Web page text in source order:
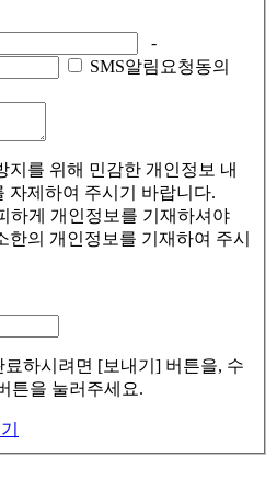
-
SMS알림요청동의
를 위해 민감한 개인정보 내
자제하여 주시기 바랍니다.
하게 개인정보를 기재하셔야
한의 개인정보를 기재하여 주시
하시려면 [보내기] 버튼을, 수
튼을 눌러주세요.